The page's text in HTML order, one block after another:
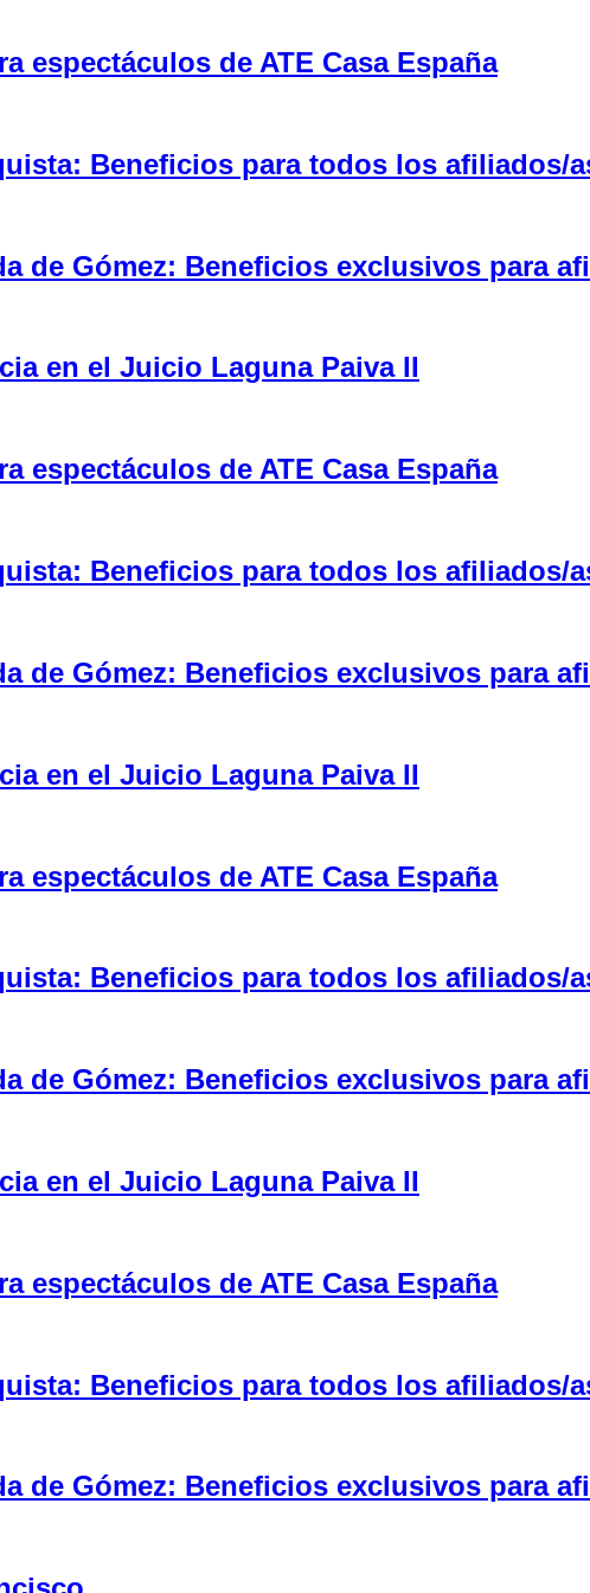
espectáculos de ATE Casa España
Beneficios para todos los afiliados/
de Gómez: Beneficios exclusivos para
en el Juicio Laguna Paiva II
espectáculos de ATE Casa España
Beneficios para todos los afiliados/
de Gómez: Beneficios exclusivos para
en el Juicio Laguna Paiva II
espectáculos de ATE Casa España
Beneficios para todos los afiliados/
de Gómez: Beneficios exclusivos para
en el Juicio Laguna Paiva II
espectáculos de ATE Casa España
Beneficios para todos los afiliados/
de Gómez: Beneficios exclusivos para